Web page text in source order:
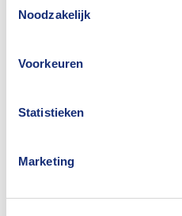
Noodzakelijk
Voorkeuren
Statistieken
Marketing
Was dit nuttig?